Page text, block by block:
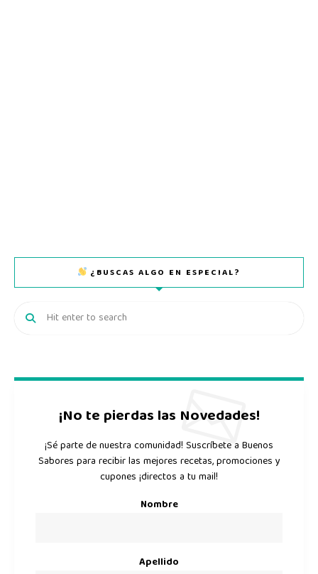
¿BUSCAS ALGO EN ESPECIAL?
¡No te pierdas las Novedades!
¡Sé parte de nuestra comunidad! Suscríbete a Buenos
Sabores para recibir las mejores recetas, promociones y
cupones ¡directos a tu mail!
Nombre
Apellido